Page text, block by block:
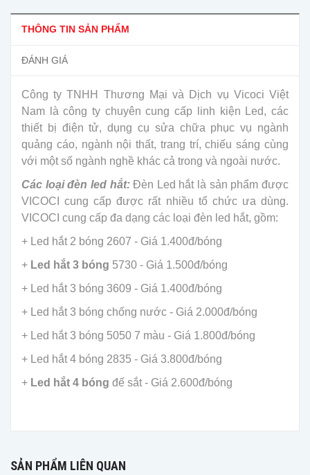
THÔNG TIN SẢN PHẨM
ĐÁNH GIÁ
Công ty TNHH Thương Mại và Dịch vụ Vicoci Việt
Nam là công ty chuyên cung cấp linh kiện Led, các
thiết bị điện tử, dụng cụ sửa chữa phục vụ ngành
quảng cáo, ngành nội thất, trang trí, chiếu sáng cùng
với một số ngành nghề khác cả trong và ngoài nước.
Các loại đèn led hắt:Đèn Led hắt là sản phẩm được
VICOCI cung cấp được rất nhiều tổ chức ưa dùng.
VICOCI cung cấp đa dạng các loại đèn led hắt, gồm:
+ Led hắt 2 bóng 2607 - Giá 1.400đ/bóng
+ Led hắt 3 bóng 5730 - Giá 1.500đ/bóng
+ Led hắt 3 bóng 3609 - Giá 1.400đ/bóng
+ Led hắt 3 bóng chống nước - Giá 2.000đ/bóng
+ Led hắt 3 bóng 5050 7 màu - Giá 1.800đ/bóng
+ Led hắt 4 bóng 2835 - Giá 3.800đ/bóng
+ Led hắt 4 bóng đế sắt - Giá 2.600đ/bóng
SẢN PHẨM LIÊN QUAN